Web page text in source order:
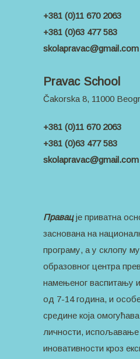
+381 (0)11 670 2063
+381 (0)63 477 583
skolapravac@gmail.com
Pravac School
Čakorska 8, 11000
+381 (0)11 670 2063
+381 (0)63 477 583
skolapravac@gmail.com
Правацје приватна
заснована на
програму, а у склопу
образовног центра
намењеног васпитању
од 7-14 година, и
средине која
личности, испољавање
иновативности кроз